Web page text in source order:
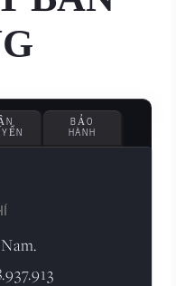
BẢO
HÀNH